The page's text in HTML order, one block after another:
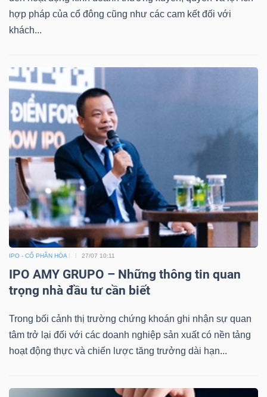
hợp pháp của cổ đông cũng như các cam kết đối với
khách...
IPO - CỔ PHẦN HÓA 27/07 10:11
IPO AMY GRUPO – Những thông tin quan
trọng nhà đầu tư cần biết
Trong bối cảnh thị trường chứng khoán ghi nhận sự quan
tâm trở lại đối với các doanh nghiệp sản xuất có nền tảng
hoạt động thực và chiến lược tăng trưởng dài hạn...